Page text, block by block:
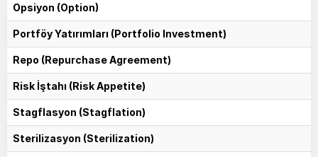
Opsiyon (Option)
Portföy Yatırımları (Portfolio Investment)
Repo (Repurchase Agreement)
Risk İştahı (Risk Appetite)
Stagflasyon (Stagflation)
Sterilizasyon (Sterilization)